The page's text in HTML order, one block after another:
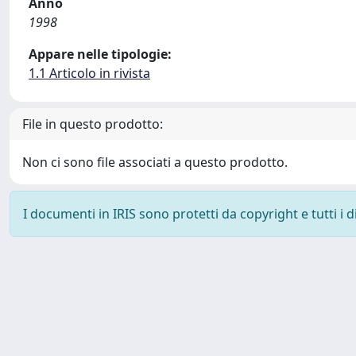
1998
Appare nelle tipologie:
1.1 Articolo in rivista
File in questo prodotto:
Non ci sono file associati a questo prodotto.
I documenti in IRIS sono protetti da copyright e tutti i